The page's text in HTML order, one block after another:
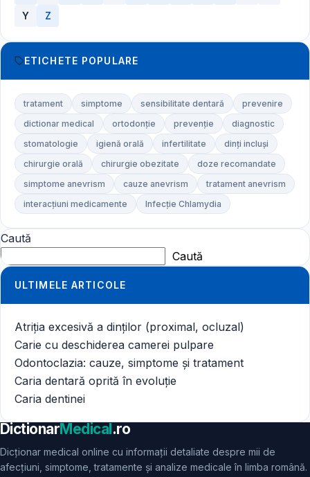
Y
Z
ETICHETE POPULARE
tratament simptome sensibilitate dentară
prevenire
dictionar medical
ortodonție prevenție
diagnostic
stomatologie
igienă orală infertilitate
dinți incluși
chirurgie orală
chirurgie obezitate
doze recomandate
simptome anevrism
cauze anevrism
tratament anevrism
interacțiuni medicamente
Infecție Chlamydia
Caută
Caută
ULTIMELE ARTICOLE
Atriția excesivă a dinților (proximal, ocluzal)
Carie cu deschiderea camerei pulpare
Odontoclazia: cauze, simptome și tratament
Caria dentară oprită în evoluție
Caria dentinei
DictionarMedical.ro
Dicționar medical online cu informații detaliate despre mii de
afecțiuni, simptome, tratamente și analize medicale în limba română.